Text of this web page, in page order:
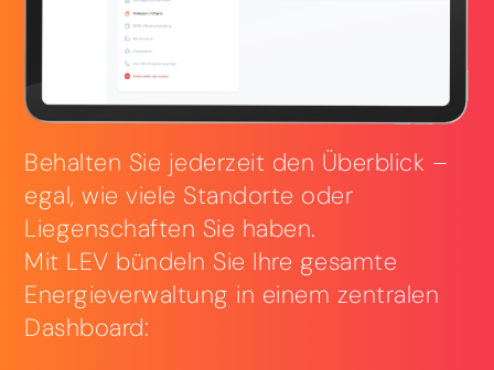
Behalten Sie jederzeit den Überblick –
egal, wie viele Standorte oder
Liegenschaften Sie haben.
Mit LEV bündeln Sie Ihre gesamte
Energieverwaltung in einem zentralen
Dashboard: